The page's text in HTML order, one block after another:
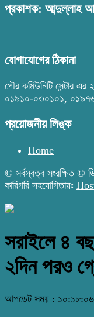
প্রকাশক: আব্দুল্লাহ
যোগাযোগের ঠিকানা
পৌর কমিউনিটি সেন্টার এর
০১৯১০-০৩০১০১,
প্রয়োজনীয় লিঙ্ক
Home
© সর্বস্বত্ব সংরক্ষিত ©
কারিগরি সহযোগিতায়ঃ
সরাইলে ৪
২দিন পরও
আপডেট সময় : ১০:১৮:০৬